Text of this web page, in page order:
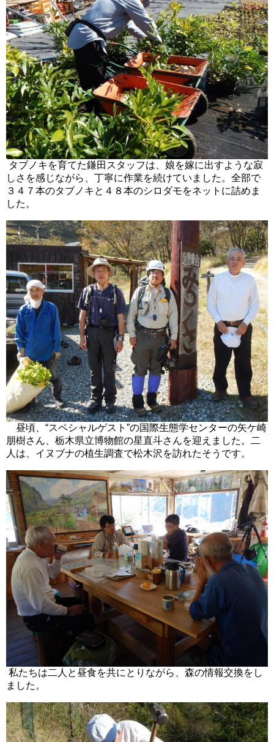
タブノキを育てた鎌田スタッフは、娘を嫁に出すような寂
しさを感じながら、丁寧に作業を続けていました。全部で
３４７本のタブノキと４８本のシロダモをネットに詰めま
した。
昼頃、“スペシャルゲスト”の国際生態学センターの矢ケ崎
朋樹さん、栃木県立博物館の星直斗さんを迎えました。二
人は、イヌブナの植生調査で松木沢を訪れたそうです。
私たちは二人と昼食を共にとりながら、森の情報交換をし
ました。